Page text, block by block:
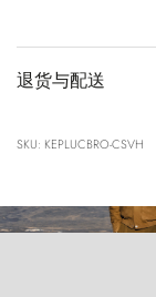
退货与配送
SKU: KEPLUCBRO-CSVH